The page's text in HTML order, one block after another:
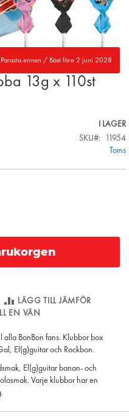
Parasta ennen / Bäst före 2 juni 2028
13g x 110st
I LAGER
SKU
11954
Toms
LÄGG TILL JÄMFÖR
EN VÄN
BonBon fans. Klubbor box
El(g)guitar och Rockbon.
El(g)guitar banan- och
Varje klubbor har en